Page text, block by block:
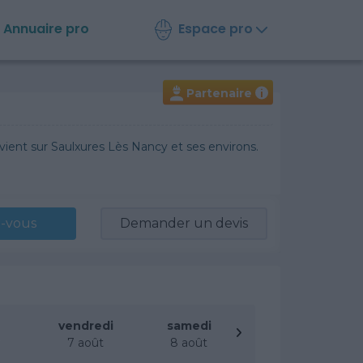
Annuaire pro Espace pro
Partenaire i
sur Saulxures Lès Nancy et ses environs.
vous Demander un devis
vendredi
7 août
samedi
8 août